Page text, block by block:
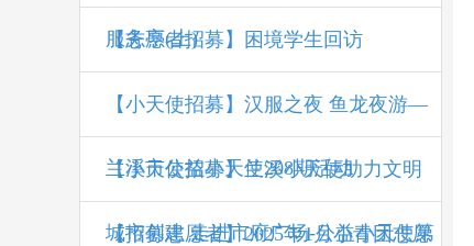
服务亭(上)
【志愿者招募】困境学生回访
【小天使招募】汉服之夜 鱼龙夜游—
兰溪市公益小天使208期活动
【小天使招募】兰溪小天使助力文明
城市创建 走进市府广场-公益小天使第
【招募志愿者】2025年1月小青团志愿